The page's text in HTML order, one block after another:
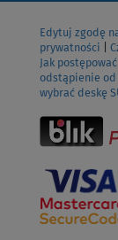
Edytuj zgodę
prywatności
Jak
odstąpienie od
wybrać deskę